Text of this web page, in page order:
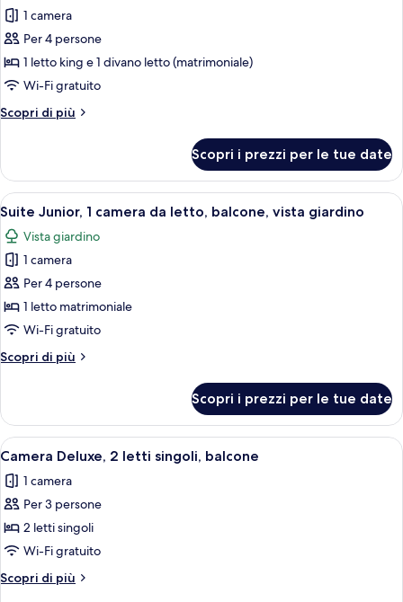
balcone
le
foto
per
Suite
monolocale,
1
da
letto
1 camera
Per 4 persone
1 letto king e 1 divano letto (matrimoniale)
Wi-Fi gratuito
Scopri di più
Altri
monolocale,
camera
letto
Scopri i prezzi per le tue date
Apri
tutte
le
foto
per
Suite
Junior,
camera
balcone,
vista
giardino
Camera d'albergo moderna con un
6
Suite Junior, 1 camera da letto, balcone, vista giardino
Vista giardino
1 camera
Per 4 persone
1 letto matrimoniale
Wi-Fi gratuito
Scopri di più
Altri
Junior,
camera
letto,
balcone,
giardino
Scopri i prezzi per le tue date
Apri
tutte
le
foto
per
Camera
Deluxe,
2
Una camera d'albergo con due letti,
8
Camera Deluxe, 2 letti singoli, balcone
1 camera
Per 3 persone
2 letti singoli
Wi-Fi gratuito
Scopri di più
Altri